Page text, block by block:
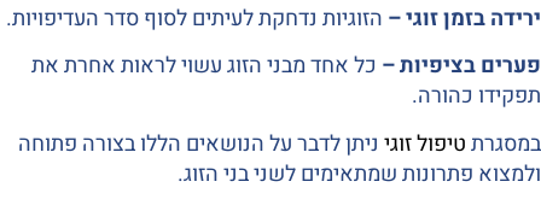
ירידה בזמן זוגי – הזוגיות נדחקת לעיתים לסוף סדר העדיפויות.
פערים בציפיות – כל אחד מבני הזוג עשוי לראות אחרת את
תפקידו כהורה.
במסגרתטיפול זוגי ניתן לדבר על הנושאים הללו בצורה פתוחה
ולמצוא פתרונות שמתאימים לשני בני הזוג.